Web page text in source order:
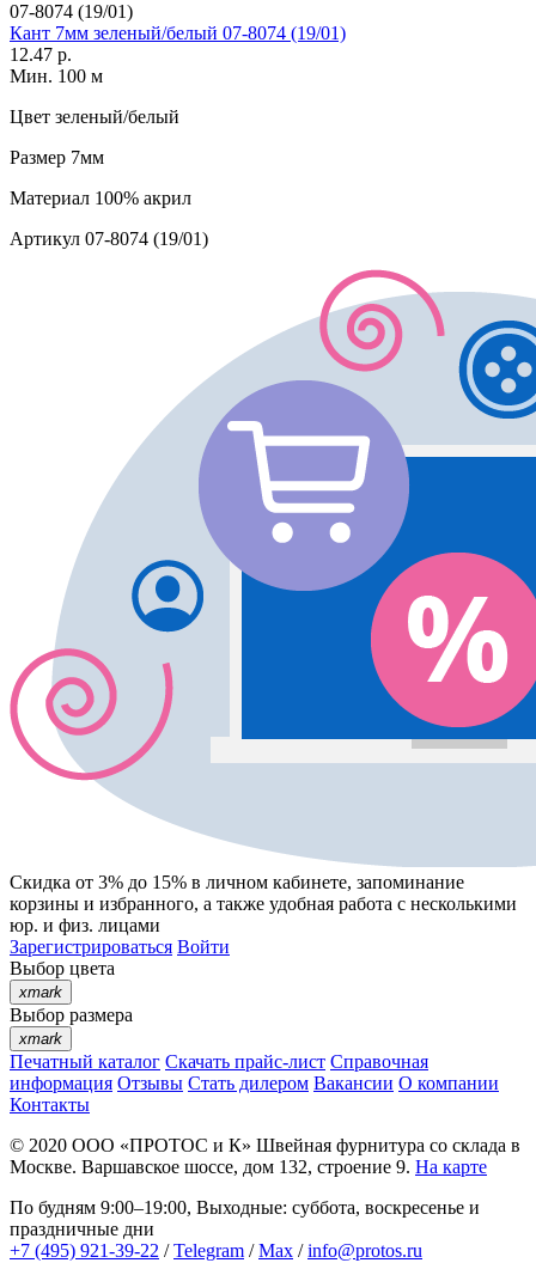
07-8074 (19/01)
Кант 7мм зеленый/белый 07-8074 (19/01)
12.47 р.
Мин. 100 м
Цвет зеленый/белый
Размер 7мм
Материал 100% акрил
Артикул 07-8074 (19/01)
Скидка от 3% до 15% в личном кабинете, запоминание
корзины и избранного, а также удобная работа с несколькими
юр. и физ. лицами
Зарегистрироваться Войти
Выбор цвета
xmark
Выбор размера
xmark
Печатный каталог Скачать прайс-лист Справочная
информация Отзывы Стать дилером Вакансии О компании
Контакты
© 2020 ООО «ПРОТОС и К» Швейная фурнитура со склада в
Москве. Варшавское шоссе, дом 132, строение 9. На карте
По будням 9:00–19:00, Выходные: суббота, воскресенье и
праздничные дни
+7 (495) 921-39-22 /Telegram /Max /info@protos.ru